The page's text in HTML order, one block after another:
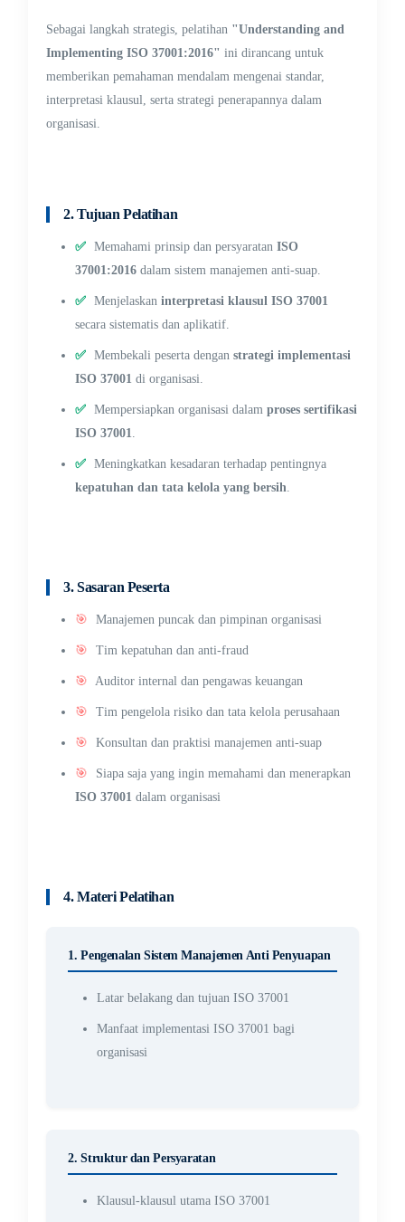
Sebagai langkah strategis, pelatihan "Understanding and
Implementing ISO 37001:2016" ini dirancang untuk
memberikan pemahaman mendalam mengenai standar,
interpretasi klausul, serta strategi penerapannya dalam
organisasi.
2. Tujuan Pelatihan
✅ Memahami prinsip dan persyaratanISO
37001:2016 dalam sistem manajemen anti-suap.
✅ Menjelaskaninterpretasi klausul ISO 37001
secara sistematis dan aplikatif.
✅ Membekali peserta denganstrategi implementasi
ISO 37001 di organisasi.
✅ Mempersiapkan organisasi dalamproses sertifikasi
ISO 37001.
✅ Meningkatkan kesadaran terhadap pentingnya
kepatuhan dan tata kelola yang bersih.
3. Sasaran Peserta
🎯 Manajemen puncak dan pimpinan organisasi
🎯 Tim kepatuhan dan anti-fraud
🎯 Auditor internal dan pengawas keuangan
🎯 Tim pengelola risiko dan tata kelola perusahaan
🎯 Konsultan dan praktisi manajemen anti-suap
🎯
Siapa saja yang ingin memahami dan menerapkan
ISO 37001 dalam organisasi
4. Materi Pelatihan
1. Pengenalan Sistem Manajemen Anti Penyuapan
Latar belakang dan tujuan ISO 37001
Manfaat implementasi ISO 37001 bagi
organisasi
2. Struktur dan Persyaratan
Klausul-klausul utama ISO 37001